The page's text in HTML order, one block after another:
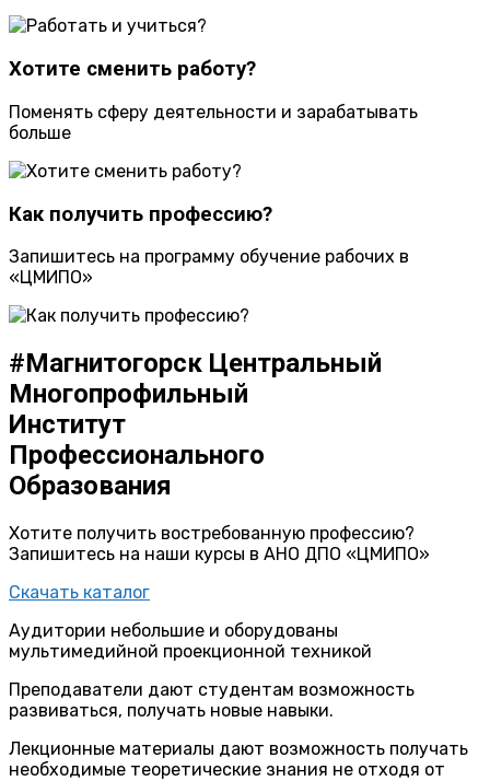
Хотите сменить работу?
Поменять сферу деятельности и зарабатывать
больше
Как получить профессию?
Запишитесь на программу обучение рабочих в
«ЦМИПО»
#Магнитогорск Центральный
Многопрофильный
Институт
Профессионального
Образования
Хотите получить востребованную профессию?
Запишитесь на наши курсы в АНО ДПО «ЦМИПО»
Скачать каталог
Аудитории небольшие и оборудованы
мультимедийной проекционной техникой
Преподаватели дают студентам возможность
развиваться, получать новые навыки.
Лекционные материалы дают возможность получать
необходимые теоретические знания не отходя от